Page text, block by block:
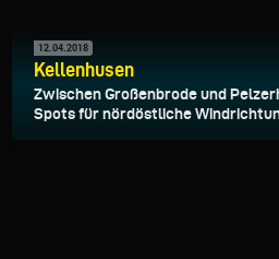
12.04.2018
Kellenhusen
Zwischen Großenbrode und
Spots für nördöstliche